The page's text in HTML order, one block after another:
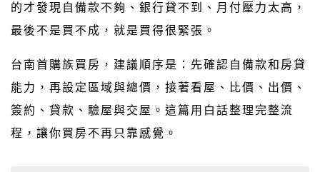
的才發現自備款不夠、銀行貸不到、月付壓力太高，
最後不是買不成，就是買得很緊張。
台南首購族買房，建議順序是：先確認自備款和房貸
能力，再設定區域與總價，接著看屋、比價、出價、
簽約、貸款、驗屋與交屋。這篇用白話整理完整流
程，讓你買房不再只靠感覺。